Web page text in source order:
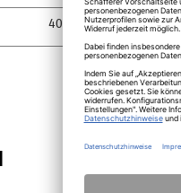
4018082588473